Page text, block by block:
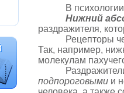
В
Нижний
раздражителя,
Рецепторы
Так, например,
молекулам
подпороговыми и